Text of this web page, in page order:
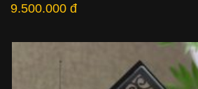
9.500.000 đ